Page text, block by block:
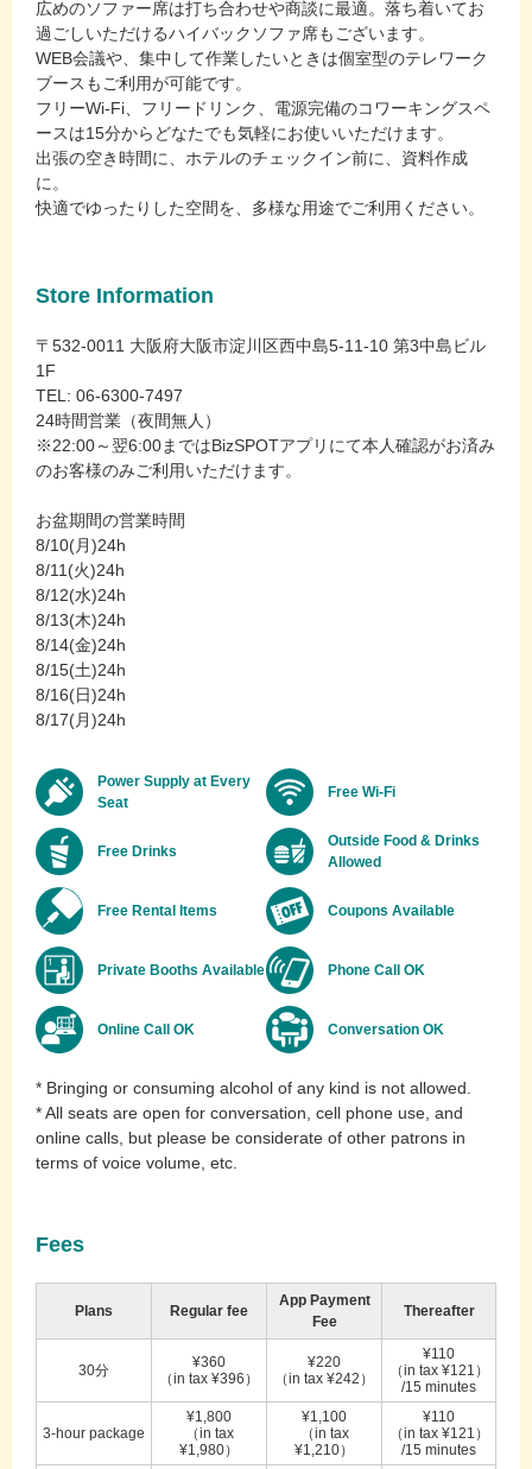
広めのソファー席は打ち合わせや商談に最適。落ち着いてお
過ごしいただけるハイバックソファ席もございます。
WEB会議や、集中して作業したいときは個室型のテレワーク
ブースもご利用が可能です。
フリーWi-Fi、フリードリンク、電源完備のコワーキングスペ
ースは15分からどなたでも気軽にお使いいただけます。
出張の空き時間に、ホテルのチェックイン前に、資料作成
に。
快適でゆったりした空間を、多様な用途でご利用ください。
Store Information
〒532-0011 大阪府大阪市淀川区西中島5-11-10 第3中島ビル
1F
TEL: 06-6300-7497
24時間営業（夜間無人）
※22:00～翌6:00まではBizSPOTアプリにて本人確認がお済み
のお客様のみご利用いただけます。
お盆期間の営業時間
8/10(月)24h
8/11(火)24h
8/12(水)24h
8/13(木)24h
8/14(金)24h
8/15(土)24h
8/16(日)24h
8/17(月)24h
Power Supply at Every
Seat
Free Wi-Fi
Free Drinks
Outside Food & Drinks
Allowed
Free Rental Items Coupons Available
Private Booths Available Phone Call OK
Online Call OK Conversation OK
* Bringing or consuming alcohol of any kind is not allowed.
* All seats are open for conversation, cell phone use, and
online calls, but please be considerate of other patrons in
terms of voice volume, etc.
Fees
Plans Regular fee
App Payment
Fee
Thereafter
30分
¥360
（in tax ¥396）
¥220
（in tax ¥242）
¥110
（in tax ¥121）
/15 minutes
3-hour package
¥1,800
（in tax
¥1,980）
¥1,100
（in tax
¥1,210）
¥110
（in tax ¥121）
/15 minutes